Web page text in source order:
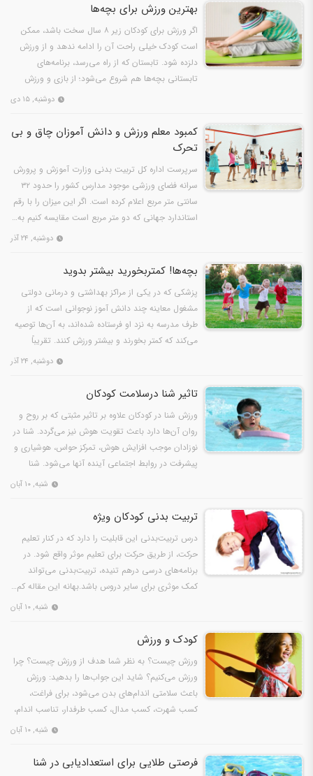
بهترین ورزش برای بچه‌ها
اگر ورزش برای کودکان زیر ۸ سال سخت باشد، ممکن
است کودک خیلی راحت آن را ادامه ندهد و از ورزش
دلزده شود. تابستان که از راه می‌رسد، برنامه‌های
تابستانی بچه‌ها هم شروع می‌شود؛ از بازی و ورزش
دوشنبه, ۱۵ دی
کمبود معلم ورزش و دانش آموزان چاق و بی
تحرک
سرپرست اداره کل تربیت بدنی وزارت آموزش و پرورش
سرانه فضای ورزشی موجود مدارس کشور را حدود ۳۲
سانتی متر مربع اعلام کرده است. اگر این میزان را با رقم
استاندارد جهانی که دو متر مربع است مقایسه کنیم به…
دوشنبه, ۲۴ آذر
بچه‌ها! کمتربخورید بیشتر بدوید
پزشکی که در یکی از مراکز بهداشتی و درمانی دولتی
مشغول معاینه چند دانش آموز نوجوانی است که از
طرف مدرسه به نزد او فرستاده شده‌اند، به آن‌ها توصیه
می‌کند که کمتر بخورند و بیشتر ورزش کنند. تقریباً
دوشنبه, ۲۴ آذر
تاثیر شنا درسلامت کودکان
ورزش شنا در کودکان علاوه بر تاثیر مثبتی که بر روح و
روان آن‌ها دارد باعث تقویت هوش نیز می‌گردد. شنا در
نوزادان موجب افزایش هوش، تمرکز حواس، هوشیاری و
پیشرفت در روابط اجتماعی آینده آنها می‌شود. شنا
شنبه, ۱۰ آبان
تربیت بدنی کودکان ویژه
درس تربیت‌بدنی این قابلیت را دارد که در کنار تعلیم
حرکت، از طریق حرکت برای تعلیم موثر واقع شود. در
برنامه‌های درسی درهم تنیده، تربیت‌بدنی می‌تواند
کمک موثری برای سایر دروس باشد.بهانه این مقاله کم‌…
شنبه, ۱۰ آبان
کودک و ورزش
ورزش چیست؟ به نظر شما هدف از ورزش چیست؟ چرا
ورزش می‌کنیم؟ شاید این جواب‌ها را بدهید: ورزش
باعث سلامتی اندام‌های بدن می‌شود، برای فراغت،
کسب شهرت، کسب مدال، کسب طرفدار، تناسب اندام،
شنبه, ۱۰ آبان
فرصتی طلایی برای استعدادیابی در شنا